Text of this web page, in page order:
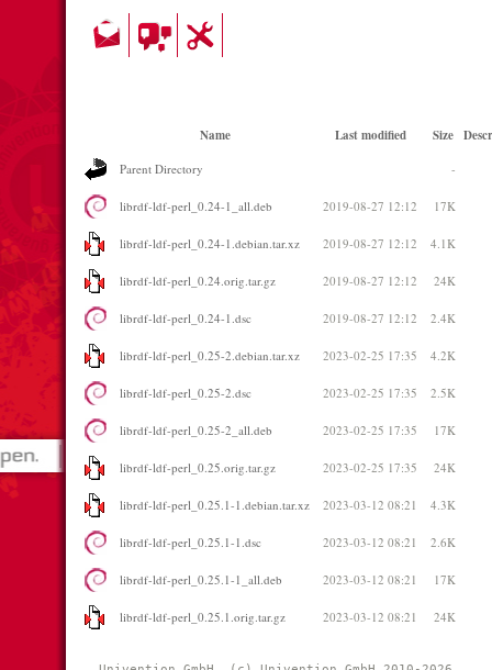
Name Last modified Size
Parent Directory -
librdf-ldf-perl_0.24-1_all.deb 2019-08-27 12:12 17K
librdf-ldf-perl_0.24-1.debian.tar.xz 2019-08-27 12:12 4.1K
librdf-ldf-perl_0.24.orig.tar.gz 2019-08-27 12:12 24K
librdf-ldf-perl_0.24-1.dsc 2019-08-27 12:12 2.4K
librdf-ldf-perl_0.25-2.debian.tar.xz 2023-02-25 17:35 4.2K
librdf-ldf-perl_0.25-2.dsc 2023-02-25 17:35 2.5K
librdf-ldf-perl_0.25-2_all.deb 2023-02-25 17:35 17K
librdf-ldf-perl_0.25.orig.tar.gz 2023-02-25 17:35 24K
librdf-ldf-perl_0.25.1-1.debian.tar.xz 2023-03-12 08:21 4.3K
librdf-ldf-perl_0.25.1-1.dsc 2023-03-12 08:21 2.6K
librdf-ldf-perl_0.25.1-1_all.deb 2023-03-12 08:21 17K
librdf-ldf-perl_0.25.1.orig.tar.gz 2023-03-12 08:21 24K